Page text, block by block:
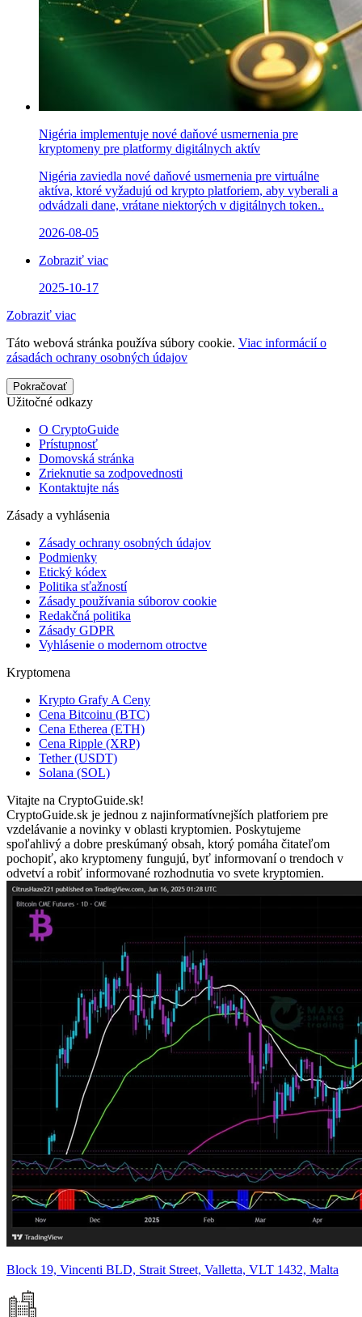
Nigéria implementuje nové daňové usmernenia pre
kryptomeny pre platformy digitálnych aktív
Nigéria zaviedla nové daňové usmernenia pre virtuálne
aktíva, ktoré vyžadujú od krypto platforiem, aby vyberali a
odvádzali dane, vrátane niektorých v digitálnych token..
2026-08-05
Zobraziť viac
2025-10-17
Zobraziť viac
Táto webová stránka používa súbory cookie. Viac informácií o
zásadách ochrany osobných údajov
Pokračovať
Užitočné odkazy
O CryptoGuide
Prístupnosť
Domovská stránka
Zrieknutie sa zodpovednosti
Kontaktujte nás
Zásady a vyhlásenia
Zásady ochrany osobných údajov
Podmienky
Etický kódex
Politika sťažností
Zásady používania súborov cookie
Redakčná politika
Zásady GDPR
Vyhlásenie o modernom otroctve
Kryptomena
Krypto Grafy A Ceny
Cena Bitcoinu (BTC)
Cena Etherea (ETH)
Cena Ripple (XRP)
Tether (USDT)
Solana (SOL)
Vitajte na CryptoGuide.sk!
CryptoGuide.sk je jednou z najinformatívnejších platforiem pre
vzdelávanie a novinky v oblasti kryptomien. Poskytujeme
spoľahlivý a dobre preskúmaný obsah, ktorý pomáha čitateľom
pochopiť, ako kryptomeny fungujú, byť informovaní o trendoch v
odvetví a robiť informované rozhodnutia vo svete kryptomien.
Block 19, Vincenti BLD, Strait Street, Valletta, VLT 1432, Malta